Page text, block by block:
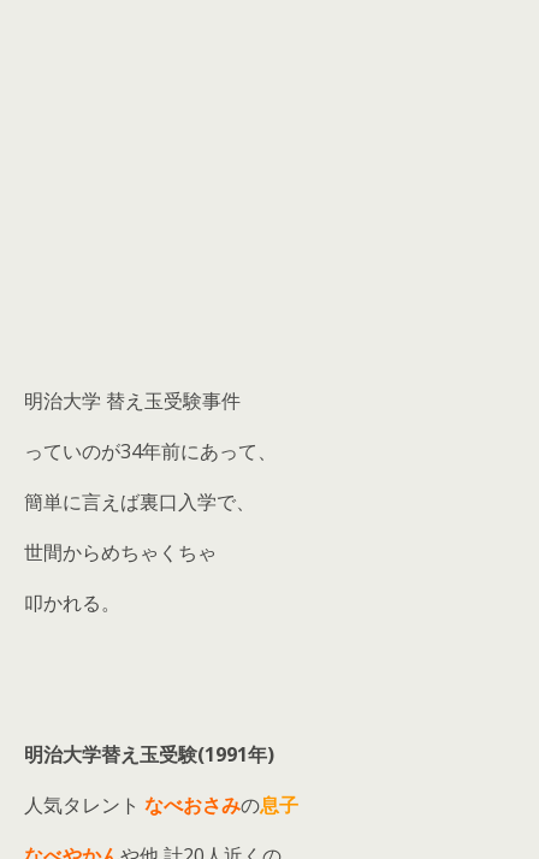
明治大学 替え玉受験事件
っていのが34年前にあって、
簡単に言えば裏口入学で、
世間からめちゃくちゃ
叩かれる。
明治大学替え玉受験(1991年)
人気タレント なべおさみの息子